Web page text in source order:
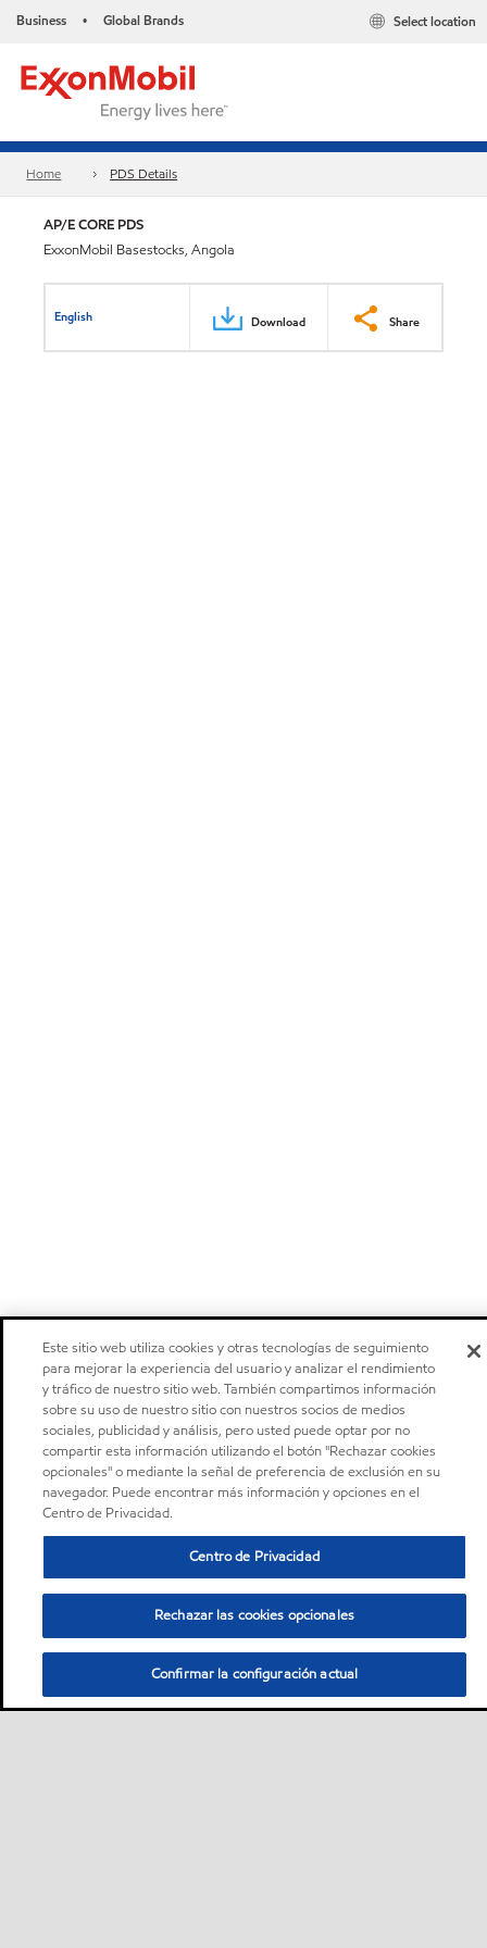
Business • Global Brands Select location
Home PDS Details
AP/E CORE PDS
ExxonMobil Basestocks, Angola
English Download Share
Este sitio web utiliza cookies y otras tecnologías de seguimiento
para mejorar la experiencia del usuario y analizar el rendimiento
y tráfico de nuestro sitio web. También compartimos información
sobre su uso de nuestro sitio con nuestros socios de medios
sociales, publicidad y análisis, pero usted puede optar por no
compartir esta información utilizando el botón "Rechazar cookies
opcionales" o mediante la señal de preferencia de exclusión en su
navegador. Puede encontrar más información y opciones en el
Centro de Privacidad.
Centro de Privacidad
Rechazar las cookies opcionales
Confirmar la configuración actual